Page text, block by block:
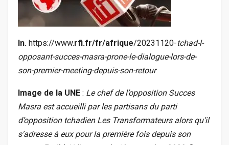
In. https://www.rfi.fr/fr/afrique/20231120-tchad-l-
opposant-succes-masra-prone-le-dialogue-lors-de-
son-premier-meeting-depuis-son-retour
Image de la UNE : Le chef de l’opposition Succes
Masra est accueilli par les partisans du parti
d’opposition tchadien Les Transformateurs alors qu’il
s’adresse à eux pour la première fois depuis son